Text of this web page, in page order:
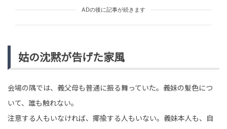
ADの後に記事が続きます
姑の沈黙が告げた家風
会場の隅では、義父母も普通に振る舞っていた。義妹の髪色につ
いて、誰も触れない。
注意する人もいなければ、揶揄する人もいない。義妹本人も、自